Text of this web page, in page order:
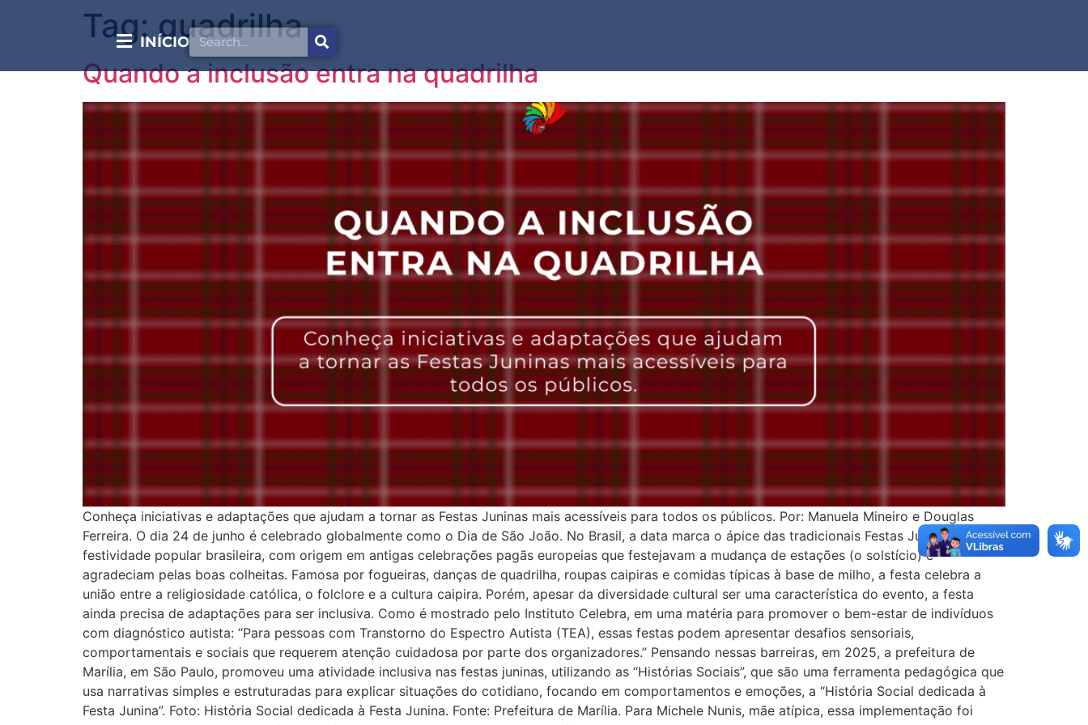
INÍCIO
Tag:quadrilha
Quando a inclusão entra na quadrilha
Conheça iniciativas e adaptações que ajudam a tornar as Festas Juninas mais acessíveis para todos os públicos. Por: Manuela Mineiro e Douglas
Ferreira. O dia 24 de junho é celebrado globalmente como o Dia de São João. No Brasil, a data marca o ápice das tradicionais Festas Juninas, uma
festividade popular brasileira, com origem em antigas celebrações pagãs europeias que festejavam a mudança de estações (o solstício) e
agradeciam pelas boas colheitas. Famosa por fogueiras, danças de quadrilha, roupas caipiras e comidas típicas à base de milho, a festa celebra a
união entre a religiosidade católica, o folclore e a cultura caipira. Porém, apesar da diversidade cultural ser uma característica do evento, a festa
ainda precisa de adaptações para ser inclusiva. Como é mostrado pelo Instituto Celebra, em uma matéria para promover o bem-estar de indivíduos
com diagnóstico autista: “Para pessoas com Transtorno do Espectro Autista (TEA), essas festas podem apresentar desafios sensoriais,
comportamentais e sociais que requerem atenção cuidadosa por parte dos organizadores.” Pensando nessas barreiras, em 2025, a prefeitura de
Marília, em São Paulo, promoveu uma atividade inclusiva nas festas juninas, utilizando as “Histórias Sociais”, que são uma ferramenta pedagógica que
usa narrativas simples e estruturadas para explicar situações do cotidiano, focando em comportamentos e emoções, a “História Social dedicada à
Festa Junina”. Foto: História Social dedicada à Festa Junina. Fonte: Prefeitura de Marília. Para Michele Nunis, mãe atípica, essa implementação foi